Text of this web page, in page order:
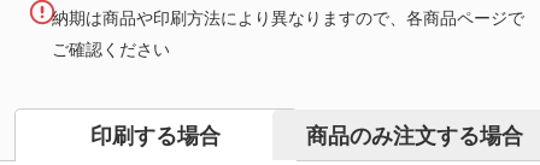
納期は商品や印刷方法により異なりますので、各商品ページで
ご確認ください
印刷する場合 商品のみ注文する場合